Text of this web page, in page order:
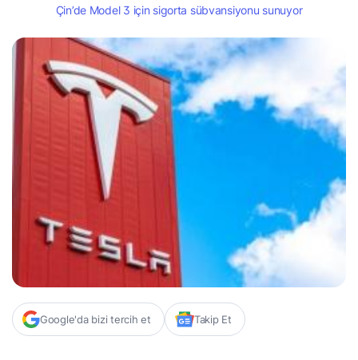
Çin’de Model 3 için sigorta sübvansiyonu sunuyor
Google'da bizi tercih et Takip Et